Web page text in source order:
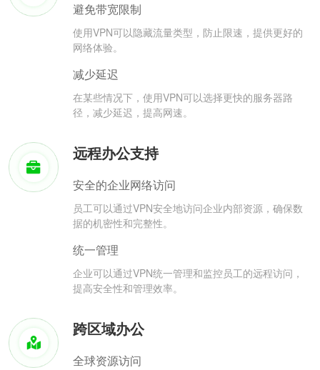
避免带宽限制
使用VPN可以隐藏流量类型，防止限速，提供更好的
网络体验。
减少延迟
在某些情况下，使用VPN可以选择更快的服务器路
径，减少延迟，提高网速。
远程办公支持
安全的企业网络访问
员工可以通过VPN安全地访问企业内部资源，确保数
据的机密性和完整性。
统一管理
企业可以通过VPN统一管理和监控员工的远程访问，
提高安全性和管理效率。
跨区域办公
全球资源访问